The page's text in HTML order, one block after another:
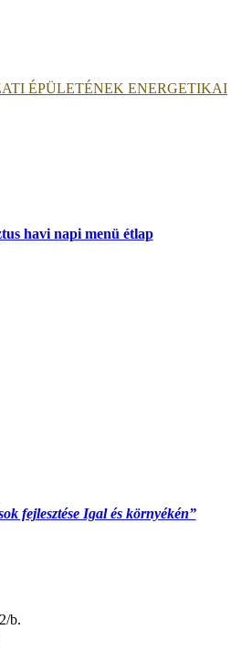
ÉPÜLETÉNEK ENERGETIKAI
havi napi menü étlap
fejlesztése Igal és környékén”
b.